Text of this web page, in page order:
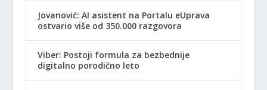
Jovanović: AI asistent na Portalu eUprava
ostvario više od 350.000 razgovora
Viber: Postoji formula za bezbednije
digitalno porodično leto